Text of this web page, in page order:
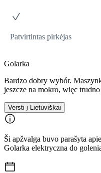
Patvirtintas pirkėjas
Golarka
Bardzo dobry wybór.
jeszcze na mokro, więc
Versti į Lietuviškai
Ši apžvalga buvo parašyta
Golarka elektryczna do